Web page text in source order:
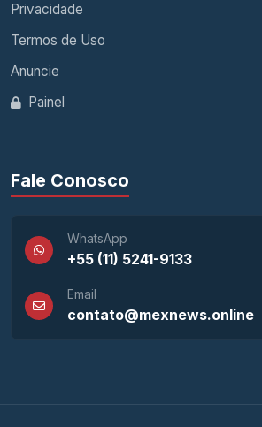
Privacidade
Termos de Uso
Anuncie
Painel
Fale Conosco
WhatsApp
+55 (11) 5241-9133
Email
contato@mexnews.online